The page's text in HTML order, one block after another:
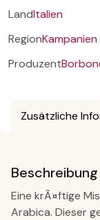
LandItalien
RegionKampanien
Produzent
Zusätzliche
Beschreibung
Eine krÃ¤ftige
Arabica. Dieser